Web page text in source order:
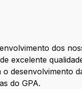
dos
excelente
desenvolvimento
do GPA.